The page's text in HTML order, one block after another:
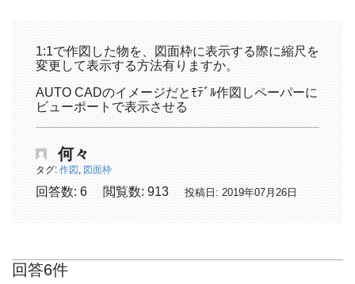
1:1で作図した物を、図面枠に表示する際に縮尺を
変更して表示する方法有りますか。
AUTO CADのイメージだとﾓﾃﾞﾙ作図しペーパーに
ビューポートで表示させる
何々
タグ:作図,図面枠
回答数: 6 閲覧数: 913 投稿日: 2019年07月26日
回答6件